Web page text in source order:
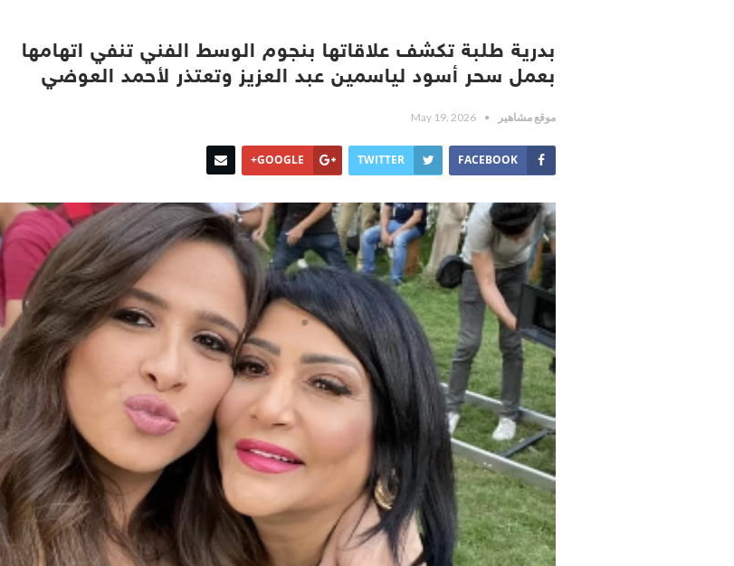
بدرية طلبة تكشف علاقاتها بنجوم الوسط الفني تنفي اتهامها
بعمل سحر أسود لياسمين عبد العزيز وتعتذر لأحمد العوضي
موقع مشاهير May 19, 2026
FACEBOOK
TWITTER
GOOGLE+